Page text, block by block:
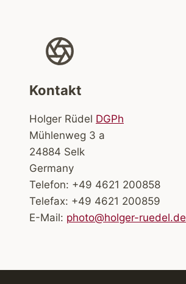
Kontakt
Holger Rüdel DGPh
Mühlenweg 3 a
24884 Selk
Germany
Telefon: +49 4621 200858
Telefax: +49 4621 200859
E-Mail: photo@holger-ruedel.de